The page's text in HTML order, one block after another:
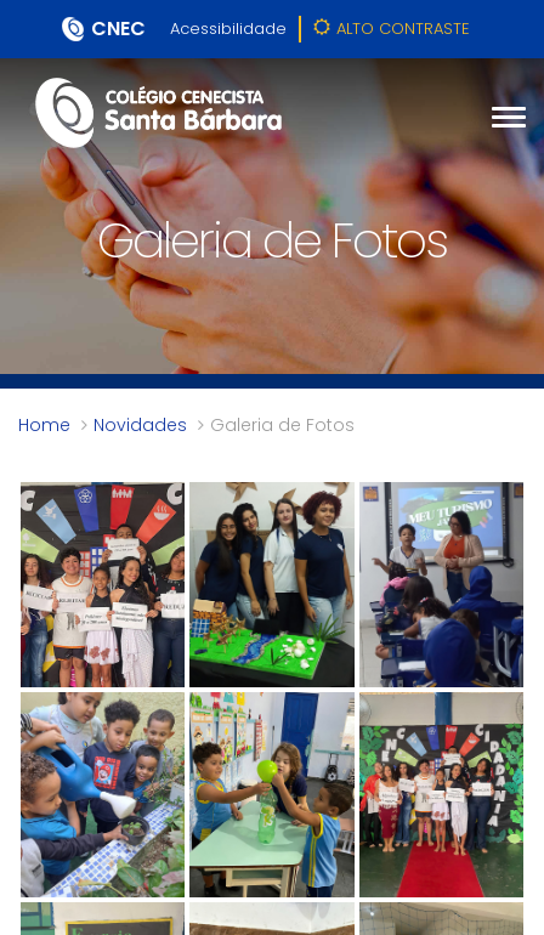
CNEC Acessibilidade ALTO CONTRASTE
Galeria de Fotos
Home Novidades Galeria de Fotos